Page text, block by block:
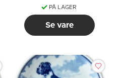
PÅ LAGER
Se vare